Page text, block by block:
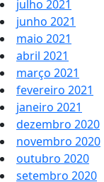
julho 2021
junho 2021
maio 2021
abril 2021
março 2021
fevereiro 2021
janeiro 2021
dezembro 2020
novembro 2020
outubro 2020
setembro 2020